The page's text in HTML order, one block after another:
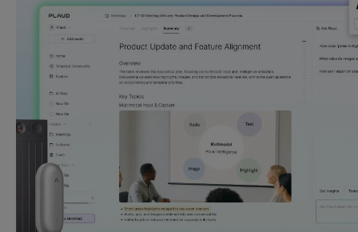
Oui, je veux 5% de réduction
Nous ne vous enverrons jamais de spam. En vous inscrivant, vous
recevoir occasionnellement des e-mails marketing, des séries
spéciales.
Non, je préfère payer le prix fort.